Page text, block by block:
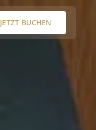
JETZT BUCHEN
JETZT BUCHEN